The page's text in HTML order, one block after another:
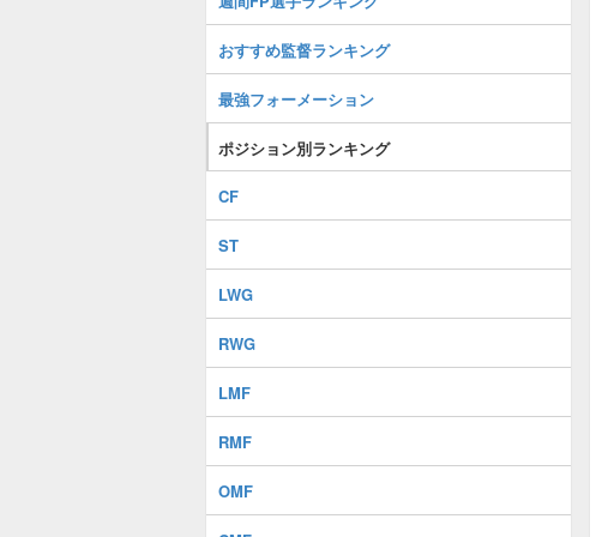
おすすめ監督ランキング
最強フォーメーション
ポジション別ランキング
CF
ST
LWG
RWG
LMF
RMF
OMF